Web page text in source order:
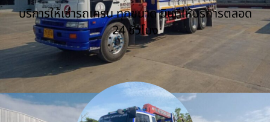
บริการให้เช่ารถเครน ทุกขนาด ยินดีให้บริการตลอด
24 ชั่วโมง